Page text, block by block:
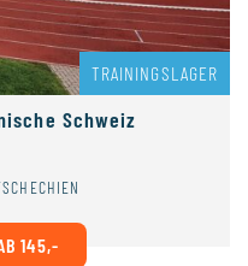
TRAININGSLAGER
Schweiz
145,-